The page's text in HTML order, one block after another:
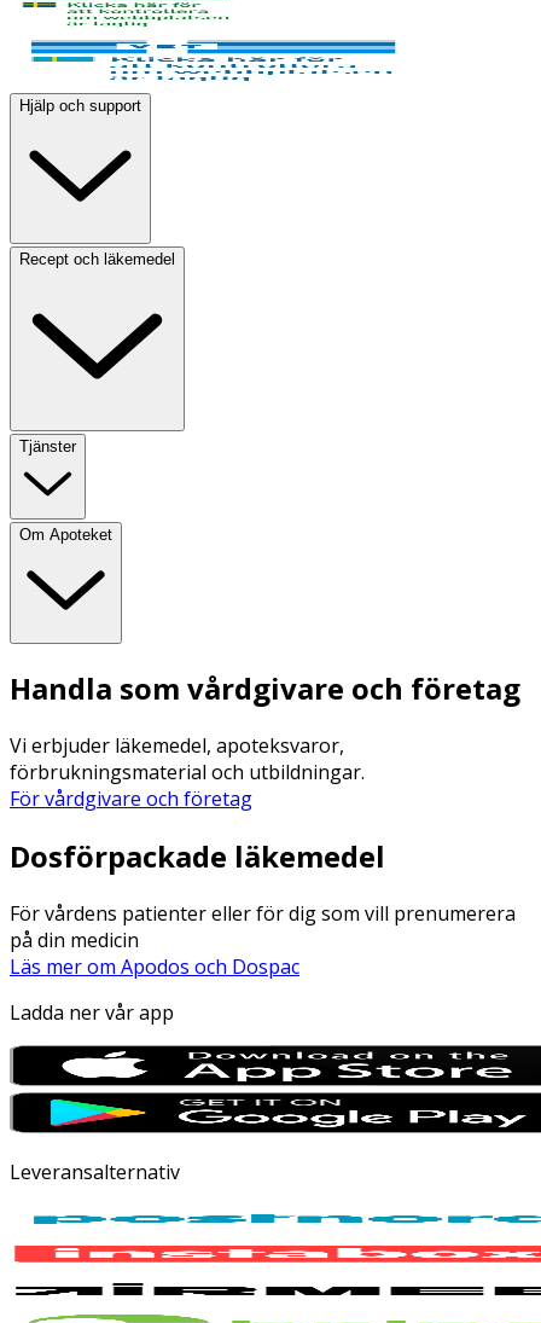
Hjälp och support
Recept och läkemedel
Tjänster
Om Apoteket
Handla som vårdgivare och företag
Vi erbjuder läkemedel, apoteksvaror,
förbrukningsmaterial och utbildningar.
För vårdgivare och företag
Dosförpackade läkemedel
För vårdens patienter eller för dig som vill prenumerera
på din medicin
Läs mer om Apodos och Dospac
Ladda ner vår app
Leveransalternativ